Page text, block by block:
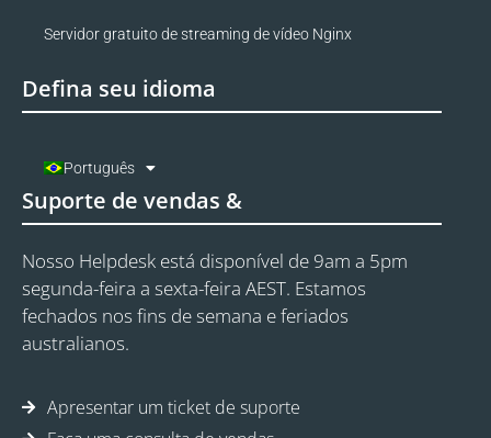
Servidor gratuito de streaming de vídeo Nginx
Defina seu idioma
Português
Suporte de vendas &
Nosso Helpdesk está disponível de 9am a 5pm
segunda-feira a sexta-feira AEST. Estamos
fechados nos fins de semana e feriados
australianos.
Apresentar um ticket de suporte